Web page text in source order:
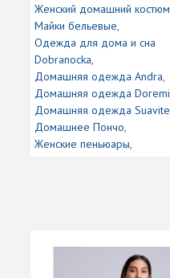
Женский домашний костюм
Майки бельевые
Одежда для дома и сна
Dobranocka
Домашняя одежда Andra
Домашняя одежда Doremi
Домашняя одежда Suavite
Домашнее Пончо
Женские пеньюары